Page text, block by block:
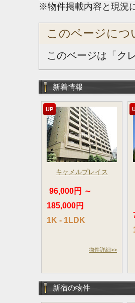
※物件掲載内容と現況
このページにつ
このページは「ク
新着情報
UP
キャメルプレイス
96,000円 ～
185,000円
1K - 1LDK
物件詳細>>
新宿の物件